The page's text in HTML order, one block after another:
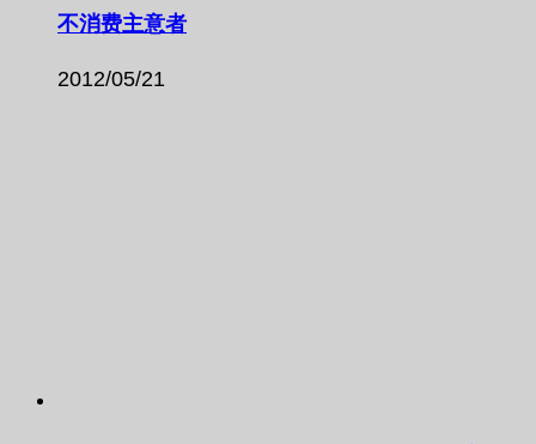
不消费主意者
2012/05/21